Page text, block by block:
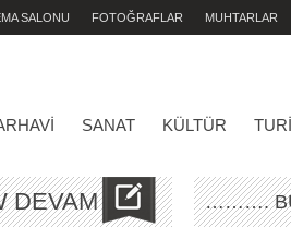
SALONU FOTOĞRAFLAR MUHTARLAR
SANAT KÜLTÜR
DEVAM
……….